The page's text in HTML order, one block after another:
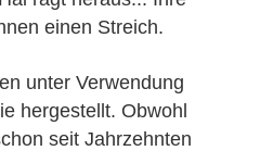
einen Streich.
unter Verwendung
hergestellt. Obwohl
seit Jahrzehnten